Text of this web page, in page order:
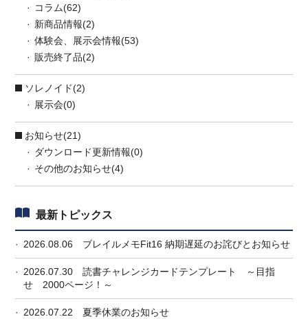
コラム(62)
新商品情報(2)
体験会、展示会情報(53)
販売終了品(2)
ソレノイド(2)
展示会(0)
お知らせ(21)
ダウンロード更新情報(0)
その他のお知らせ(4)
最新トピックス
2026.08.06 ブレイルメモFit16 納期遅延のお詫びとお知らせ
2026.07.30
読書チャレンジカードテンプレート ～目指
せ 2000ページ！～
2026.07.22 夏季休業のお知らせ